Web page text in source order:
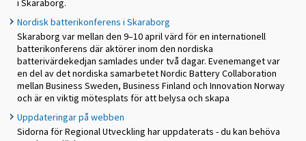
i Skaraborg.
Nordisk batterikonferens i Skaraborg
Skaraborg var mellan den 9–10 april värd för en internationell
batterikonferens där aktörer inom den nordiska
batterivärdekedjan samlades under två dagar. Evenemanget var
en del av det nordiska samarbetet Nordic Battery Collaboration
mellan Business Sweden, Business Finland och Innovation Norway
och är en viktig mötesplats för att belysa och skapa
Uppdateringar på webben
Sidorna för Regional Utveckling har uppdaterats - du kan behöva